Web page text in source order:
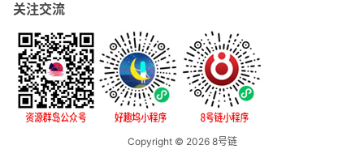
关注交流
Copyright © 20268号链